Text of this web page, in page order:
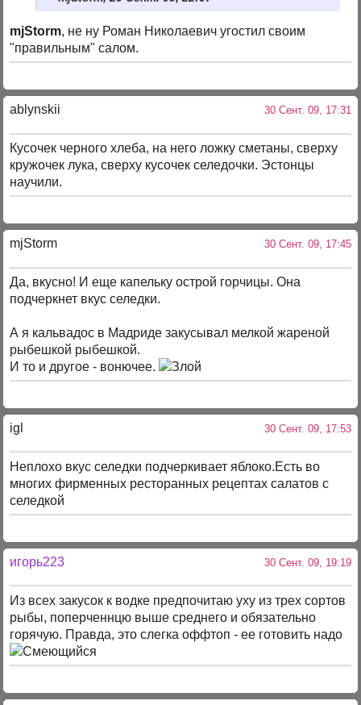
mjStorm, не ну Роман Николаевич угостил своим
"правильным" салом.
ablynskii 30 Сент. 09, 17:31
Кусочек черного хлеба, на него ложку сметаны, сверху
кружочек лука, сверху кусочек селедочки. Эстонцы
научили.
mjStоrm 30 Сент. 09, 17:45
Да, вкусно! И еще капельку острой горчицы. Она
подчеркнет вкус селедки.
А я кальвадос в Мадриде закусывал мелкой жареной
рыбешкой рыбешкой.
И то и другое - вонючее.
igl 30 Сент. 09, 17:53
Неплохо вкус селедки подчеркивает яблоко.Есть во
многих фирменных ресторанных рецептах салатов с
селедкой
игорь223 30 Сент. 09, 19:19
Из всех закусок к водке предпочитаю уху из трех сортов
рыбы, поперченнцю выше среднего и обязательно
горячую. Правда, это слегка оффтоп - ее готовить надо